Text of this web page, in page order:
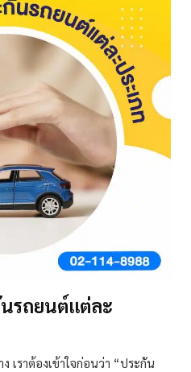
รถยนต์แต่ละ
เราต้องเข้าใจก่อนว่า “ประกัน